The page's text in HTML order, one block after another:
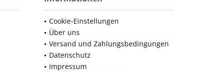
Cookie-Einstellungen
Über uns
Versand und Zahlungsbedingungen
Datenschutz
Impressum